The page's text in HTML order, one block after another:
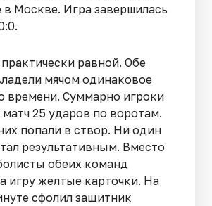
Москве. Игра завершилась
равной. Обе
мячом одинаковое
времени. Суммарно игроки
матч 25 ударов по воротам.
попали в створ. Ни один
результативным. Вместо
обеих команд
игру желтые карточки. На
сфолил защитник